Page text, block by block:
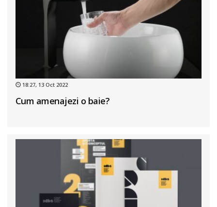
18:27, 13 Oct 2022
Cum amenajezi o baie?